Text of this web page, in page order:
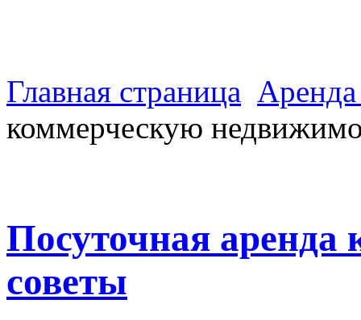
Главная страница
коммерческую
Посуточная аренда
советы